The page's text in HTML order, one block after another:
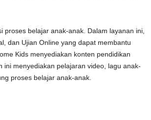
proses belajar anak-anak. Dalam layanan ini,
dan Ujian Online yang dapat membantu
Kids menyediakan konten pendidikan
menyediakan pelajaran video, lagu anak-
proses belajar anak-anak.